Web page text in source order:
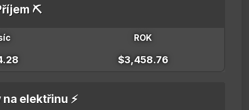
⛏️
ROK
$3,458.76
na elektřinu ⚡